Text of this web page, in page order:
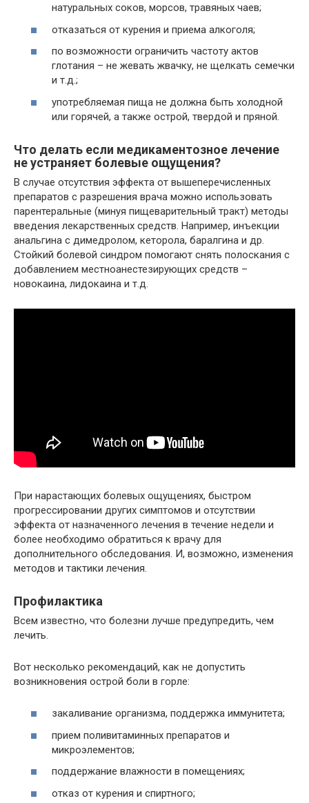
натуральных соков, морсов, травяных чаев;
отказаться от курения и приема алкоголя;
по возможности ограничить частоту актов
глотания – не жевать жвачку, не щелкать семечки
и т.д.;
употребляемая пища не должна быть холодной
или горячей, а также острой, твердой и пряной.
Что делать если медикаментозное лечение
не устраняет болевые ощущения?
В случае отсутствия эффекта от вышеперечисленных
препаратов с разрешения врача можно использовать
парентеральные (минуя пищеварительный тракт) методы
введения лекарственных средств. Например, инъекции
анальгина с димедролом, кеторола, баралгина и др.
Стойкий болевой синдром помогают снять полоскания с
добавлением местноанестезирующих средств –
новокаина, лидокаина и т.д.
При нарастающих болевых ощущениях, быстром
прогрессировании других симптомов и отсутствии
эффекта от назначенного лечения в течение недели и
более необходимо обратиться к врачу для
дополнительного обследования. И, возможно, изменения
методов и тактики лечения.
Профилактика
Всем известно, что болезни лучше предупредить, чем
лечить.
Вот несколько рекомендаций, как не допустить
возникновения острой боли в горле:
закаливание организма, поддержка иммунитета;
прием поливитаминных препаратов и
микроэлементов;
поддержание влажности в помещениях;
отказ от курения и спиртного;